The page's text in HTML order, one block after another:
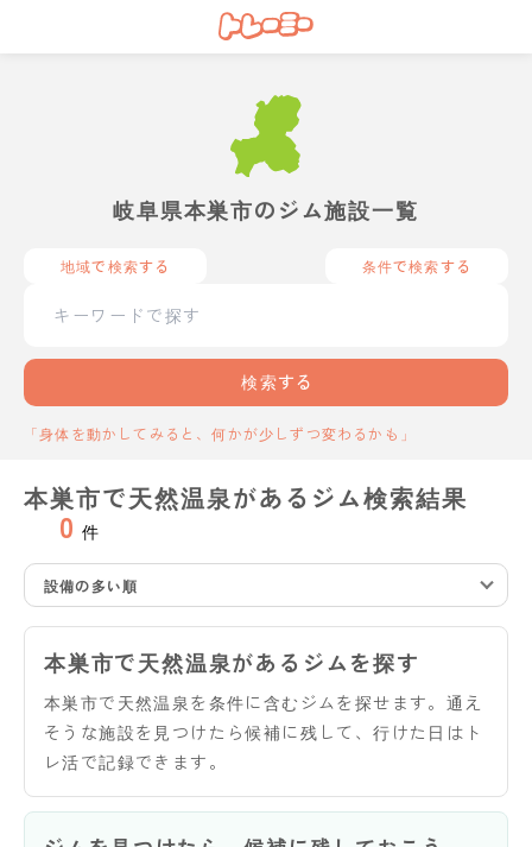
岐阜県本巣市のジム施設一覧
地域で検索する 条件で検索する
検索する
「身体を動かしてみると、何かが少しずつ変わるかも」
本巣市で天然温泉があるジム検索結果
0 件
設備の多い順
本巣市で天然温泉があるジムを探す
本巣市で天然温泉を条件に含むジムを探せます。通え
そうな施設を見つけたら候補に残して、行けた日はト
レ活で記録できます。